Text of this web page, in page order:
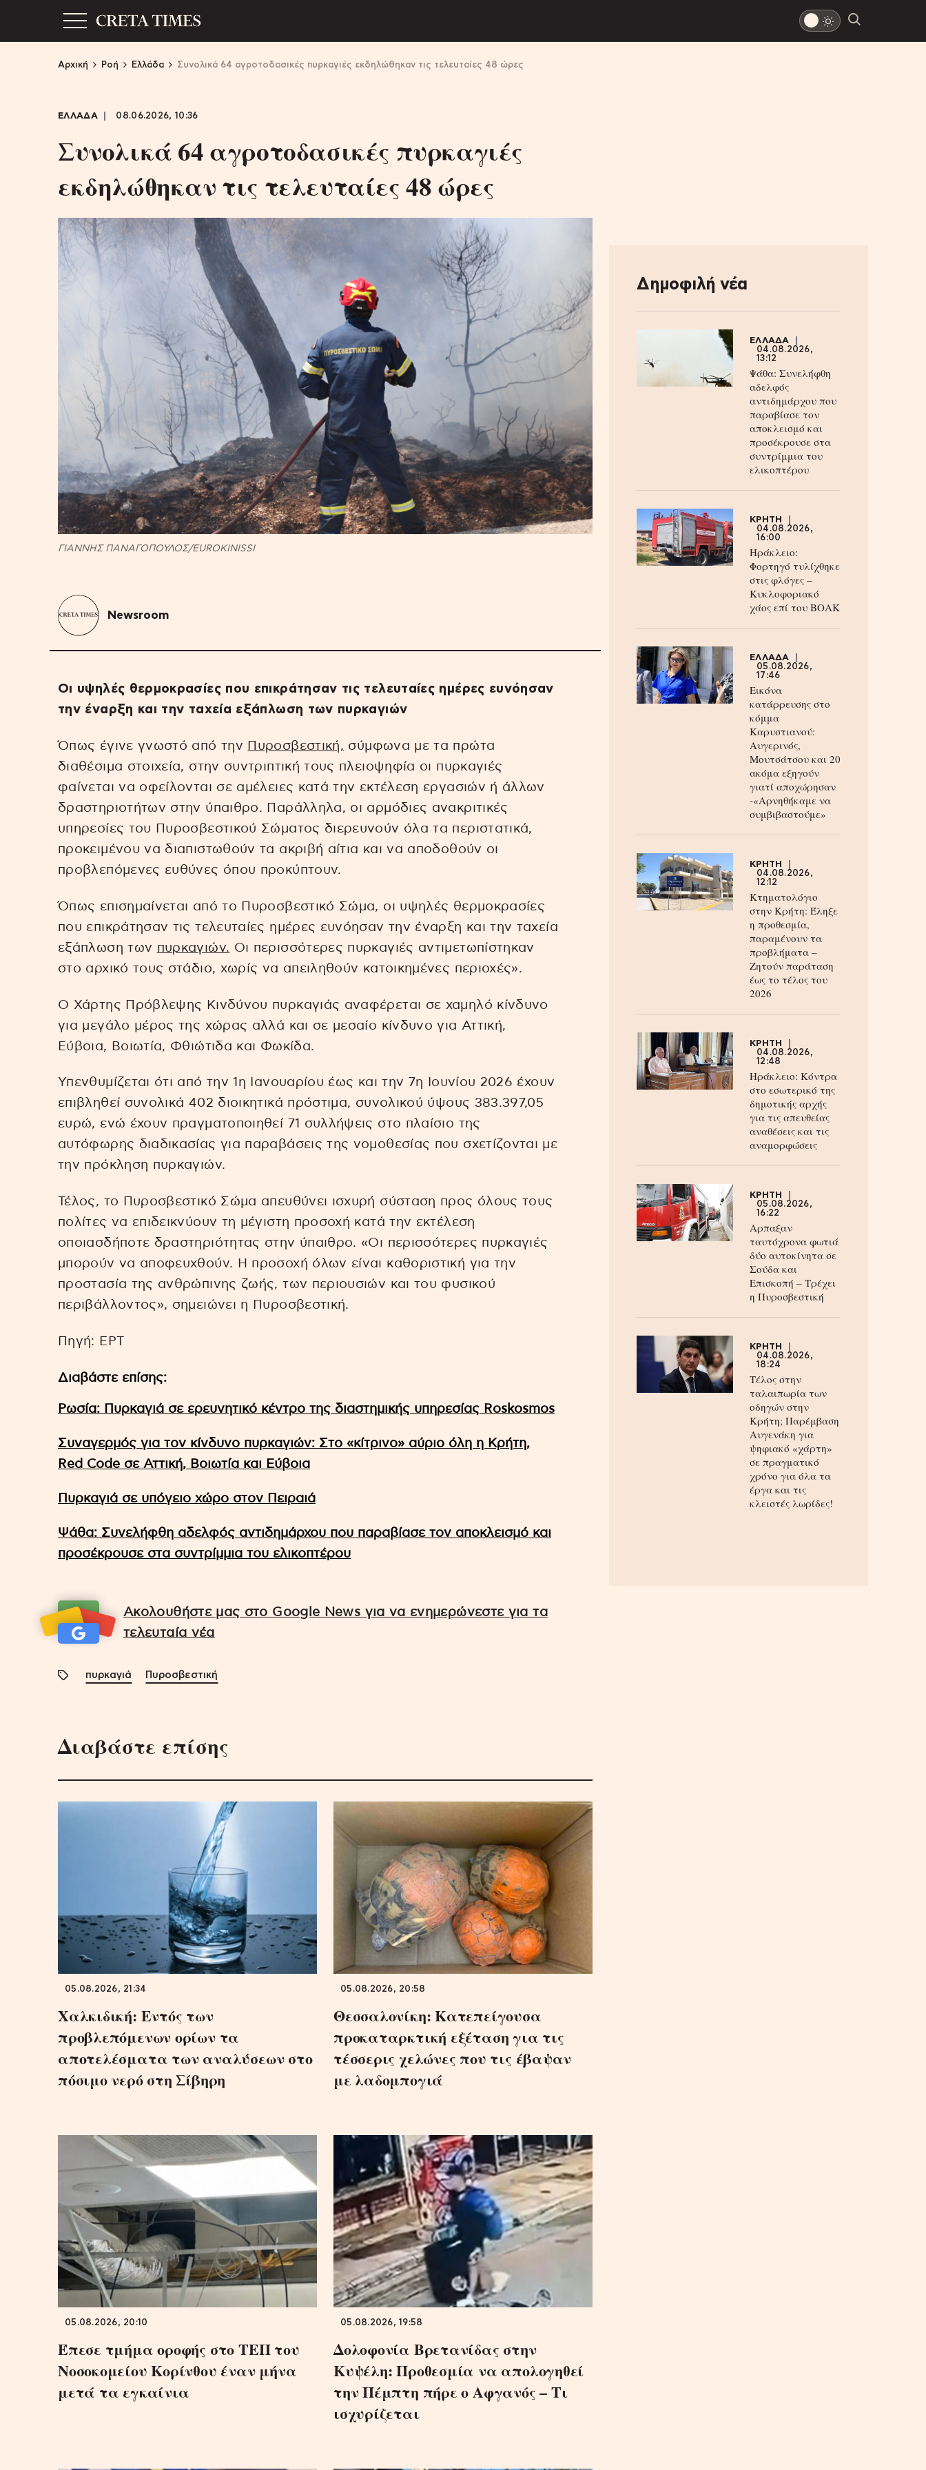
Αρχική Ροή Ελλάδα Συνολικά 64 αγροτοδασικές πυρκαγιές εκδηλώθηκαν τις τελευταίες 48 ώρες
ΕΛΛΑΔΑ 08.06.2026, 10:36
Συνολικά 64 αγροτοδασικές πυρκαγιές
εκδηλώθηκαν τις τελευταίες 48 ώρες
ΓΙΑΝΝΗΣ ΠΑΝΑΓΟΠΟΥΛΟΣ/EUROKINISSI
Newsroom
Οι υψηλές θερμοκρασίες που επικράτησαν τις τελευταίες ημέρες ευνόησαν
την έναρξη και την ταχεία εξάπλωση των πυρκαγιών
Όπως έγινε γνωστό από την Πυροσβεστική, σύμφωνα με τα πρώτα
διαθέσιμα στοιχεία, στην συντριπτική τους πλειοψηφία οι πυρκαγιές
φαίνεται να οφείλονται σε αμέλειες κατά την εκτέλεση εργασιών ή άλλων
δραστηριοτήτων στην ύπαιθρο. Παράλληλα, οι αρμόδιες ανακριτικές
υπηρεσίες του Πυροσβεστικού Σώματος διερευνούν όλα τα περιστατικά,
προκειμένου να διαπιστωθούν τα ακριβή αίτια και να αποδοθούν οι
προβλεπόμενες ευθύνες όπου προκύπτουν.
Όπως επισημαίνεται από το Πυροσβεστικό Σώμα, οι υψηλές θερμοκρασίες
που επικράτησαν τις τελευταίες ημέρες ευνόησαν την έναρξη και την ταχεία
εξάπλωση των πυρκαγιών. Οι περισσότερες πυρκαγιές αντιμετωπίστηκαν
στο αρχικό τους στάδιο, χωρίς να απειληθούν κατοικημένες περιοχές».
Ο Χάρτης Πρόβλεψης Κινδύνου πυρκαγιάς αναφέρεται σε χαμηλό κίνδυνο
για μεγάλο μέρος της χώρας αλλά και σε μεσαίο κίνδυνο για Αττική,
Εύβοια, Βοιωτία, Φθιώτιδα και Φωκίδα.
Υπενθυμίζεται ότι από την 1η Ιανουαρίου έως και την 7η Ιουνίου 2026 έχουν
επιβληθεί συνολικά 402 διοικητικά πρόστιμα, συνολικού ύψους 383.397,05
ευρώ, ενώ έχουν πραγματοποιηθεί 71 συλλήψεις στο πλαίσιο της
αυτόφωρης διαδικασίας για παραβάσεις της νομοθεσίας που σχετίζονται με
την πρόκληση πυρκαγιών.
Τέλος, το Πυροσβεστικό Σώμα απευθύνει ισχυρή σύσταση προς όλους τους
πολίτες να επιδεικνύουν τη μέγιστη προσοχή κατά την εκτέλεση
οποιασδήποτε δραστηριότητας στην ύπαιθρο. «Οι περισσότερες πυρκαγιές
μπορούν να αποφευχθούν. Η προσοχή όλων είναι καθοριστική για την
προστασία της ανθρώπινης ζωής, των περιουσιών και του φυσικού
περιβάλλοντος», σημειώνει η Πυροσβεστική.
Πηγή: EΡΤ
Διαβάστε επίσης:
Ρωσία: Πυρκαγιά σε ερευνητικό κέντρο της διαστημικής υπηρεσίας Roskosmos
Συναγερμός για τον κίνδυνο πυρκαγιών: Στο «κίτρινο» αύριο όλη η Κρήτη,
Red Code σε Αττική, Βοιωτία και Εύβοια
Πυρκαγιά σε υπόγειο χώρο στον Πειραιά
Ψάθα: Συνελήφθη αδελφός αντιδημάρχου που παραβίασε τον αποκλεισμό και
προσέκρουσε στα συντρίμμια του ελικοπτέρου
Ακολουθήστε μας στο Google News για να ενημερώνεστε για τα
τελευταία νέα
πυρκαγιά Πυροσβεστική
Διαβάστε επίσης
05.08.2026, 21:34
Χαλκιδική: Εντός των
προβλεπόμενων ορίων τα
αποτελέσματα των αναλύσεων στο
πόσιμο νερό στη Σίβηρη
05.08.2026, 20:58
Θεσσαλονίκη: Κατεπείγουσα
προκαταρκτική εξέταση για τις
τέσσερις χελώνες που τις έβαψαν
με λαδομπογιά
05.08.2026, 20:10
Έπεσε τμήμα οροφής στο ΤΕΠ του
Νοσοκομείου Κορίνθου έναν μήνα
μετά τα εγκαίνια
05.08.2026, 19:58
Δολοφονία Βρετανίδας στην
Κυψέλη: Προθεσμία να απολογηθεί
την Πέμπτη πήρε ο Αφγανός – Τι
ισχυρίζεται
Δημοφιλή νέα
ΕΛΛΑΔΑ
04.08.2026,
13:12
Ψάθα: Συνελήφθη
αδελφός
αντιδημάρχου που
παραβίασε τον
αποκλεισμό και
προσέκρουσε στα
συντρίμμια του
ελικοπτέρου
ΚΡΗΤΗ
04.08.2026,
16:00
Ηράκλειο:
Φορτηγό τυλίχθηκε
στις φλόγες –
Κυκλοφοριακό
χάος επί του ΒΟΑΚ
ΕΛΛΑΔΑ
05.08.2026,
17:46
Εικόνα
κατάρρευσης στο
κόμμα
Καρυστιανού:
Αυγερινός,
Μουτσάτσου και 20
ακόμα εξηγούν
γιατί αποχώρησαν
-«Αρνηθήκαμε να
συμβιβαστούμε»
ΚΡΗΤΗ
04.08.2026,
12:12
Κτηματολόγιο
στην Κρήτη: Έληξε
η προθεσμία,
παραμένουν τα
προβλήματα –
Ζητούν παράταση
έως το τέλος του
2026
ΚΡΗΤΗ
04.08.2026,
12:48
Ηράκλειο: Κόντρα
στο εσωτερικό της
δημοτικής αρχής
για τις απευθείας
αναθέσεις και τις
αναμορφώσεις
ΚΡΗΤΗ
05.08.2026,
16:22
Αρπαξαν
ταυτόχρονα φωτιά
δύο αυτοκίνητα σε
Σούδα και
Επισκοπή – Τρέχει
η Πυροσβεστική
ΚΡΗΤΗ
04.08.2026,
18:24
Τέλος στην
ταλαιπωρία των
οδηγών στην
Κρήτη; Παρέμβαση
Αυγενάκη για
ψηφιακό «χάρτη»
σε πραγματικό
χρόνο για όλα τα
έργα και τις
κλειστές λωρίδες!